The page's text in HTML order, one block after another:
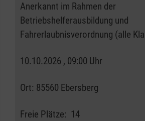
Anerkannt im Rahmen der
Betriebshelferausbildung und
Fahrerlaubnisverordnung (alle
10.10.2026 , 09:00 Uhr
Ort: 85560 Ebersberg
Freie Plätze: 14